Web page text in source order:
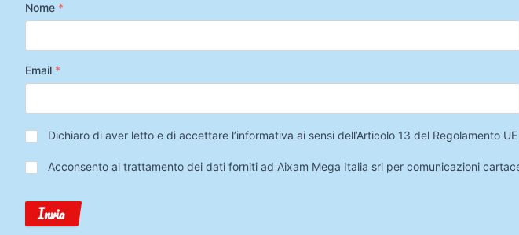
Nome *
Email *
Privacy*
Dichiaro di aver letto e di accettare l’informativa ai sensi dell’Articolo 13 del Regolamento
Trattamento
Dati
Acconsento al trattamento dei dati forniti ad Aixam Mega Italia srl per comunicazioni
Invia